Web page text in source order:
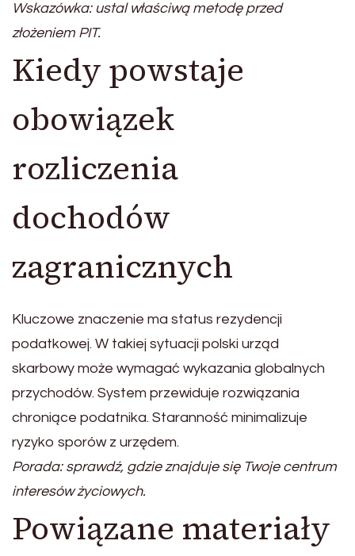
Wskazówka: ustal właściwą metodę przed
złożeniem PIT.
Kiedy powstaje
obowiązek
rozliczenia
dochodów
zagranicznych
Kluczowe znaczenie ma status rezydencji
podatkowej. W takiej sytuacji polski urząd
skarbowy może wymagać wykazania globalnych
przychodów. System przewiduje rozwiązania
chroniące podatnika. Staranność minimalizuje
ryzyko sporów z urzędem.
Porada: sprawdź, gdzie znajduje się Twoje centrum
interesów życiowych.
Powiązane materiały